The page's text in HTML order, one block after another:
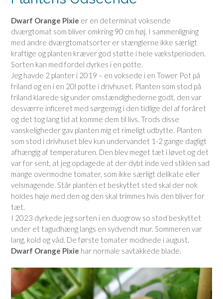
Dwarf Orange Pixie er en determinat voksende
dværgtomat som bliver omkring 90 cm høj. I sammenligning
med andre dværgtomatsorter er stænglerne ikke særligt
kraftige og planten kræver god støtte i hele vækstperioden.
Sorten kan med fordel dyrkes i en potte.
Jeg havde 2 planter i 2019 – en voksede i en Tower Pot på
friland og en i en 20l potte i drivhuset. Planten som stod på
friland klarede sig under omstændighederne godt, den var
desværre inficeret med sørgemyg i den tidlige del af foråret
og det tog lang tid at komme dem til livs. Trods disse
vanskeligheder gav planten mig et rimeligt udbytte. Planten
som stod i drivhuset blev kun undervandet 1-2 gange dagligt
afhængig af temperaturen. Den blev meget tæt i løvet og det
var for sent, at jeg opdagede at der dybt inde ved stiklen sad
mange overmodne tomater, som ikke særligt delikate eller
velsmagende. Står planten et beskyttet sted skal der nok
holdes høje med den og den skal trimmes hvis den bliver for
tæt.
I 2023 dyrkede jeg sorten i en duogrow so stod beskyttet
under et tagudhæng langs en sydvendt mur. Sommeren var
lang, kold og våd. De første tomater modnede i august.
Dwarf Orange Pixie har normale savtakkede blade.